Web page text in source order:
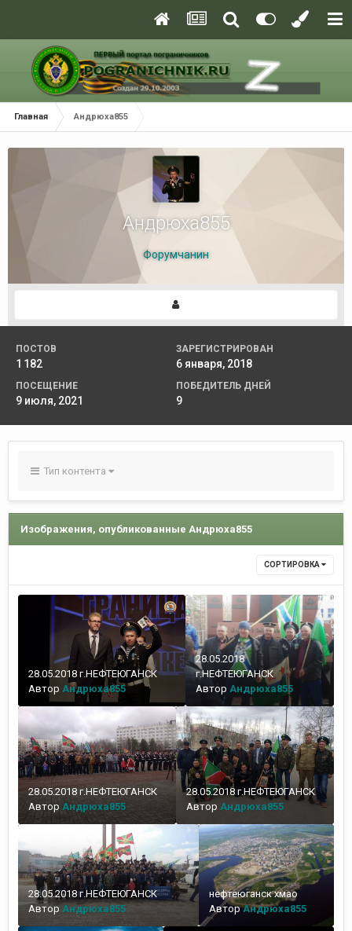
Главная Андрюха855
Андрюха855
Форумчанин
ПОСТОВ
1 182
ЗАРЕГИСТРИРОВАН
6 января, 2018
ПОСЕЩЕНИЕ
9 июля, 2021
ПОБЕДИТЕЛЬ ДНЕЙ
9
Тип контента
Изображения, опубликованные Андрюха855
СОРТИРОВКА
28.05.2018 г.НЕФТЕЮГАНСК
Автор Андрюха855
28.05.2018
г.НЕФТЕЮГАНСК
Автор Андрюха855
28.05.2018 г.НЕФТЕЮГАНСК
Автор Андрюха855
28.05.2018 г.НЕФТЕЮГАНСК
АвторАндрюха855
28.05.2018 г.НЕФТЕЮГАНСК
Автор Андрюха855
нефтеюганск хмао
АвторАндрюха855